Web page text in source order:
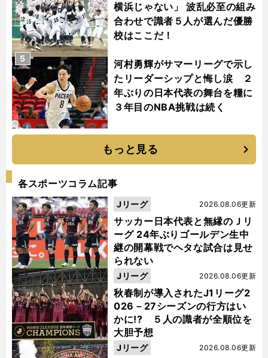
横浜じゃない」 波乱必至の組み
合わせで識者５人が選んだ優勝
校はここだ！
河村勇輝がサマーリーグで示し
たリーダーシップと悔し涙 ２
年ぶりの日本代表の舞台を糧に
３年目のNBA挑戦は続く
5
もっと見る
各スポーツコラム記事
サッカー日本代表と無縁のＪリ
ーグ 24年ぶりゴールデン生中
継の開幕戦でヘタな試合は見せ
られない
2026.08.06更新
Jリーグ
秋春制が導入されたJ1リーグ2
026－27シーズンの行方はい
かに!? ５人の識者が全順位を
大胆予想
2026.08.06更新
Jリーグ
2026.08.06更新
Jリーグ